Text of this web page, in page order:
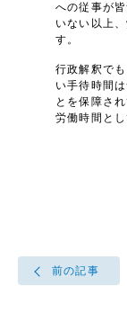
への従事が
いない以上
す。
行政解釈で
い手待時間
とを保障さ
労働時間と
前の記事